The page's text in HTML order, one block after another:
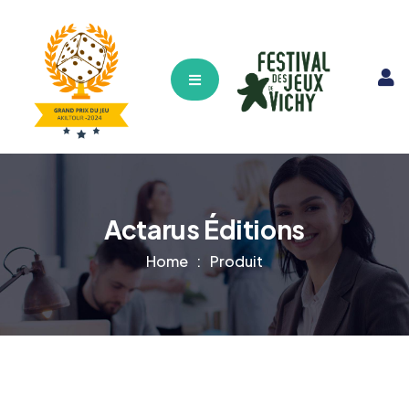
Hamburger Toggle Menu
Actarus Éditions
Home Produit